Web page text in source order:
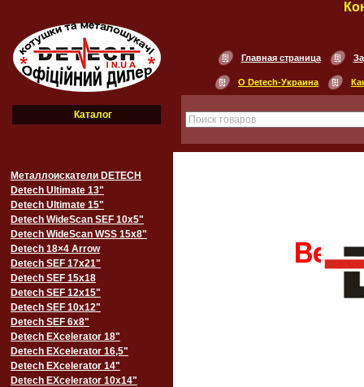
Каталог
Главная страница
О Detech-Украина
Металлоискатели DETECH
Detech Ultimate 13"
Detech Ultimate 15"
Detech WideScan SEF 10х5"
Detech WideScan WSS 15х8"
Detech 18×4 Arrow
Detech SEF 17х21"
Detech SEF 15х18
Detech SEF 12х15"
Detech SEF 10х12"
Detech SEF 6х8"
Detech EXcelerator 18"
Detech EXcelerator 16,5"
Detech EXcelerator 14"
Detech EXcelerator 10x14"